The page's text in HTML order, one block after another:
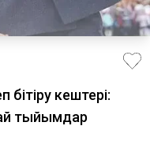
кештері:
тыйымдар